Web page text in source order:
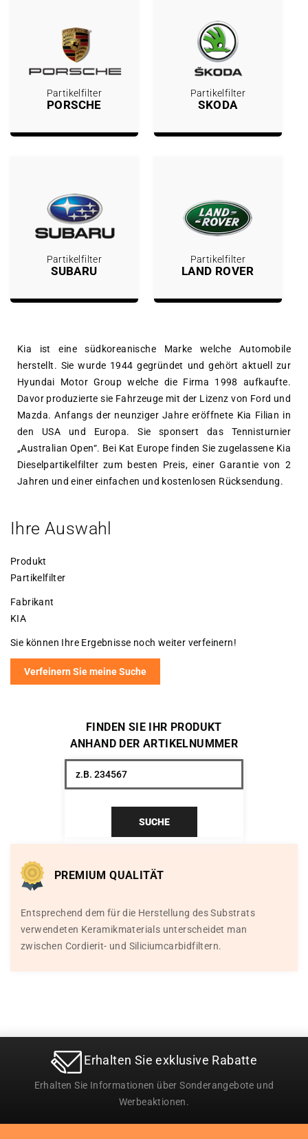
Partikelfilter
PORSCHE
Partikelfilter
SKODA
Partikelfilter
SUBARU
Partikelfilter
LAND ROVER
Kia ist eine südkoreanische Marke welche Automobile
herstellt. Sie wurde 1944 gegründet und gehört aktuell zur
Hyundai Motor Group welche die Firma 1998 aufkaufte.
Davor produzierte sie Fahrzeuge mit der Lizenz von Ford und
Mazda. Anfangs der neunziger Jahre eröffnete Kia Filian in
den USA und Europa. Sie sponsert das Tennisturnier
„Australian Open“. Bei Kat Europe finden Sie zugelassene Kia
Dieselpartikelfilter zum besten Preis, einer Garantie von 2
Jahren und einer einfachen und kostenlosen Rücksendung.
Ihre Auswahl
Produkt
Partikelfilter
Fabrikant
KIA
Sie können Ihre Ergebnisse noch weiter verfeinern!
Verfeinern Sie meine Suche
FINDEN SIE IHR PRODUKT
ANHAND DER ARTIKELNUMMER
SUCHE
PREMIUM QUALITÄT
Entsprechend dem für die Herstellung des Substrats
verwendeten Keramikmaterials unterscheidet man
zwischen Cordierit- und Siliciumcarbidfiltern.
Erhalten Sie exklusive Rabatte
Erhalten Sie Informationen über Sonderangebote und
Werbeaktionen.